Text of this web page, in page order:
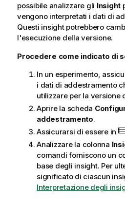
possibile analizzare gli Insight
vengono interpretati i dati di
Questi insight potrebbero
l'esecuzione della versione.
Procedere come indicato di
In un esperimento,
i dati di addestramento
utilizzare per la versione
Aprire la scheda
addestramento.
Assicurarsi di essere in
Analizzare la colonna
comandi forniscono un
base degli insight. Per
significato di ciascun
Interpretazione degli